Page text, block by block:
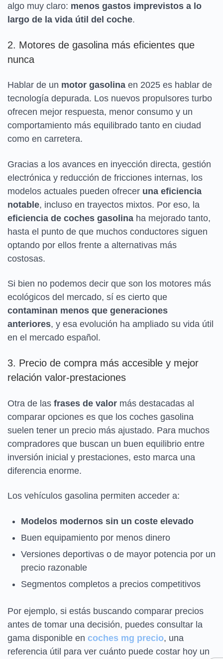
algo muy claro: menos gastos imprevistos a lo
largo de la vida útil del coche.
2. Motores de gasolina más eficientes que
nunca
Hablar de un motor gasolina en 2025 es hablar de
tecnología depurada. Los nuevos propulsores turbo
ofrecen mejor respuesta, menor consumo y un
comportamiento más equilibrado tanto en ciudad
como en carretera.
Gracias a los avances en inyección directa, gestión
electrónica y reducción de fricciones internas, los
modelos actuales pueden ofrecer una eficiencia
notable, incluso en trayectos mixtos. Por eso, la
eficiencia de coches gasolina ha mejorado tanto,
hasta el punto de que muchos conductores siguen
optando por ellos frente a alternativas más
costosas.
Si bien no podemos decir que son los motores más
ecológicos del mercado, sí es cierto que
contaminan menos que generaciones
anteriores, y esa evolución ha ampliado su vida útil
en el mercado español.
3. Precio de compra más accesible y mejor
relación valor-prestaciones
Otra de las frases de valor más destacadas al
comparar opciones es que los coches gasolina
suelen tener un precio más ajustado. Para muchos
compradores que buscan un buen equilibrio entre
inversión inicial y prestaciones, esto marca una
diferencia enorme.
Los vehículos gasolina permiten acceder a:
Modelos modernos sin un coste elevado
Buen equipamiento por menos dinero
Versiones deportivas o de mayor potencia por un
precio razonable
Segmentos completos a precios competitivos
Por ejemplo, si estás buscando comparar precios
antes de tomar una decisión, puedes consultar la
gama disponible en coches mg precio, una
referencia útil para ver cuánto puede costar hoy un